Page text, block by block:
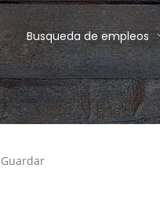
Busqueda de empleos
Guardar